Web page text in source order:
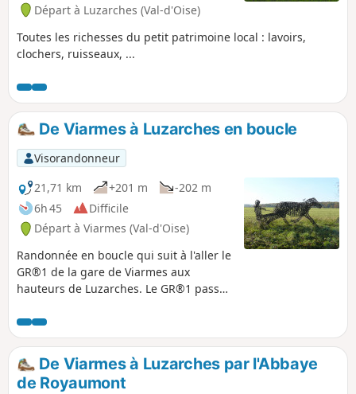
Départ à Luzarches (Val-d'Oise)
Toutes les richesses du petit patrimoine local : lavoirs,
clochers, ruisseaux, ...
De Viarmes à Luzarches en boucle
Visorandonneur
21,71 km
+201 m
-202 m
6h 45
Difficile
Départ à Viarmes (Val-d'Oise)
Randonnée en boucle qui suit à l'aller le
GR®1 de la gare de Viarmes aux
hauteurs de Luzarches. Le GR®1 passe
greens du Golf de Mont Griffon. Pour le
retour, le parcours traverse le Bois de
Bonnet puis le Hameau de Baillon, tout
proche de l'Abbaye de Royaumont.
De Viarmes à Luzarches par l'Abbaye
de Royaumont